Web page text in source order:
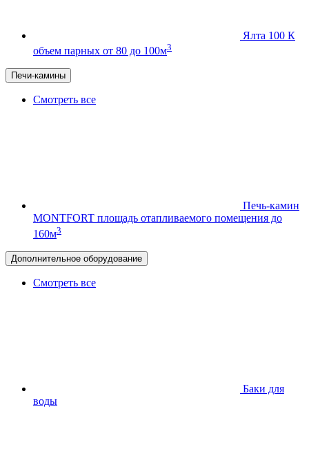
Ялта 100 К
объем парных от 80 до 100м3
Печи-камины
Смотреть все
Печь-камин
MONTFORT площадь отапливаемого помещения до
160м3
Дополнительное оборудование
Смотреть все
Баки для
воды